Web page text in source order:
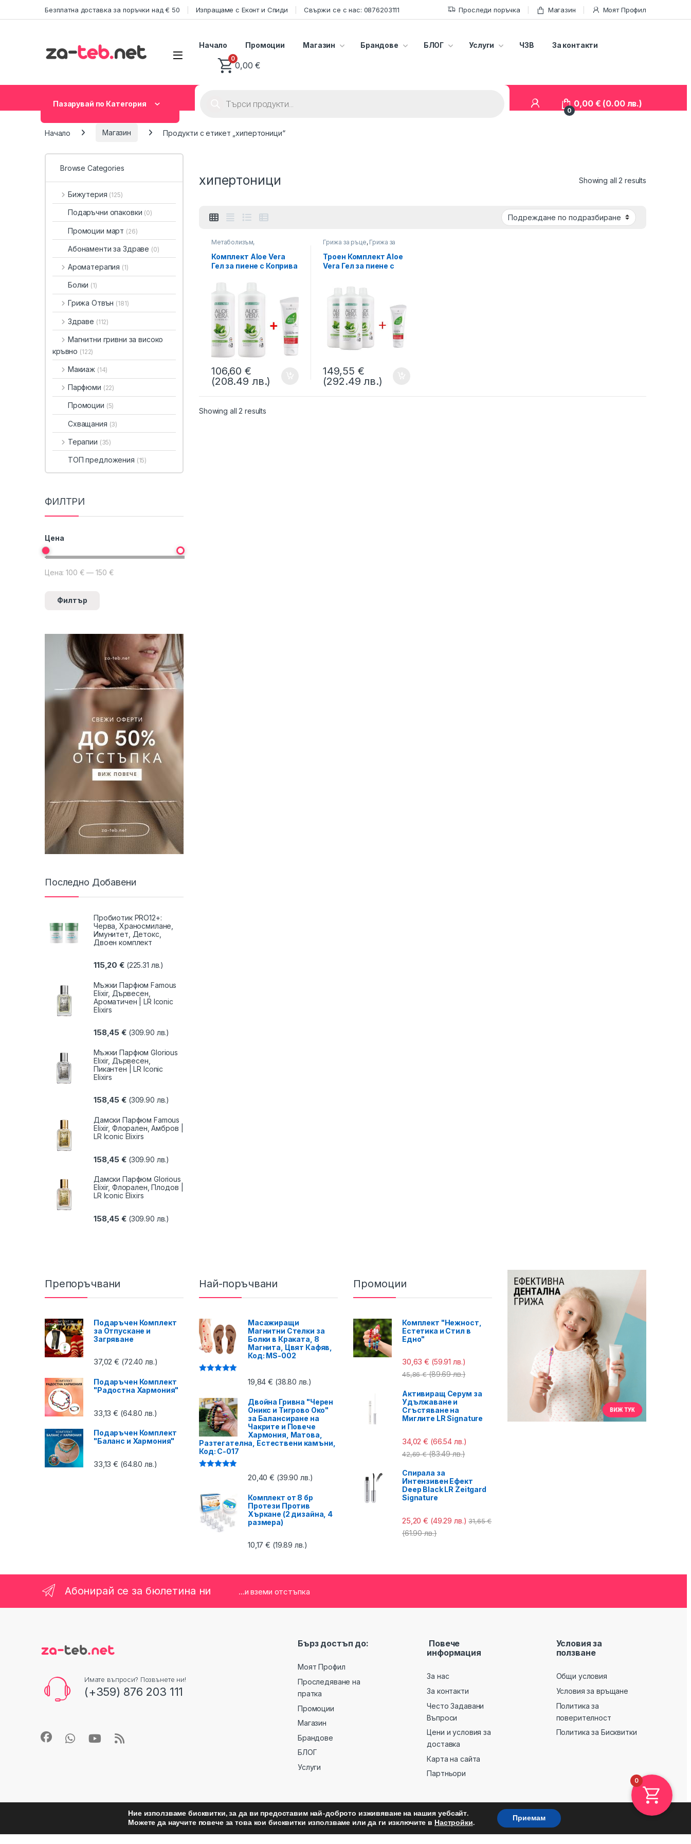
Безплатна доставка за поръчки над € 50 Изпращаме с Еконт и Спиди Свържи се с нас: 0876203111 Проследи поръчка Магазин Моят Профил
Начало Промоции Магазин Брандове БЛОГ Услуги ЧЗВ За контакти
0
0,00€
Пазарувай по Категория
0
0,00 € (0.00 лв.)
Начало Магазин Продукти с етикет „хипертоници“
хипертоници Showing all 2 results
Метаболизъм,
Комплект Aloe Vera
Гел за пиене с Коприва
кръвоносната
система, Две бутилки
+ Крем Концентрат
Алое Вера при Кожни
проблеми
106,60€
(208.49 лв.)
Грижа за ръце, Грижа за
сърцето, Сърдечно-
Съдова система,
Метаболизъм,
Благосъстояние
Троен Комплект Aloe
Vera Гел за пиене с
кръвоносната
система + Крем Алое
Вера с Прополис, LR
149,55 €
(292.49 лв.)
Showing all 2 results
Browse Categories
Бижутерия (125)
Подаръчни опаковки (0)
Промоции март (26)
Абонаменти за Здраве (0)
Ароматерапия (1)
Болки (1)
Грижа Отвън (181)
Здраве (112)
Магнитни гривни за високо
кръвно (122)
Макиаж (14)
Парфюми (22)
Промоции (5)
Схващания (3)
Терапии (35)
ТОП предложения (15)
ФИЛТРИ
Цена
Минимална цена
Максимална цена
Филтър
Цена:100 € —150 €
Последно Добавени
Пробиотик PRO12+:
Черва, Храносмилане,
Имунитет, Детокс,
Двоен комплект
115,20€ (225.31 лв.)
Мъжки Парфюм Famous
Elixir, Дървесен,
Ароматичен | LR Iconic
Elixirs
158,45€ (309.90 лв.)
Мъжки Парфюм Glorious
Elixir, Дървесен,
Пикантен | LR Iconic
Elixirs
158,45€ (309.90 лв.)
Дамски Парфюм Famous
Elixir, Флорален, Амбров |
LR Iconic Elixirs
158,45€ (309.90 лв.)
Дамски Парфюм Glorious
Elixir, Флорален, Плодов |
LR Iconic Elixirs
158,45€ (309.90 лв.)
Препоръчвани
Подаръчен Комплект
за Отпускане и
Загряване
37,02€ (72.40 лв.)
Подаръчен Комплект
"Радостна Хармония"
33,13€ (64.80 лв.)
Подаръчен Комплект
"Баланс и Хармония"
33,13€ (64.80 лв.)
Най-поръчвани
Масажиращи
Магнитни Стелки за
Болки в Краката, 8
Магнита, Цвят Кафяв,
Код: MS-002
19,84€ (38.80 лв.)
Двойна Гривна "Черен
Оникс и Тигрово Око"
за Балансиране на
Чакрите и Повече
Хармония, Матова,
Разтегателна, Естествени камъни,
Код: C-017
20,40€ (39.90 лв.)
Комплект от 8 бр
Протези Против
Хъркане (2 дизайна, 4
размера)
10,17€ (19.89 лв.)
Промоции
Комплект "Нежност,
Естетика и Стил в
Едно"
30,63€ (59.91 лв.)
45,86€ (89.69 лв.)
Активиращ Серум за
Удължаване и
Сгъстяване на
Миглите LR Signature
34,02€ (66.54 лв.)
42,69€ (83.49 лв.)
Спирала за
Интензивен Ефект
Deep Black LR Zeitgard
Signature
25,20€ (49.29 лв.) 31,65€
(61.90 лв.)
Абонирай се за бюлетина ни ...и вземи отстъпка
Имате въпроси? Позвънете ни!
(+359) 876 203 111
Бърз достъп до:
Моят Профил
Проследяване на
пратка
Промоции
Магазин
Брандове
БЛОГ
Услуги
Повече
информация
За нас
За контакти
Често Задавани
Въпроси
Цени и условия за
доставка
Карта на сайта
Партньори
Условия за
ползване
Общи условия
Условия за връщане
Политика за
поверителност
Политика за Бисквитки
- All Rights Reserved
Ние използваме бисквитки, за да ви предоставим най-доброто изживяване на нашия уебсайт.
Можете да научите повече за това кои бисквитки използваме или да ги изключите в Настройки. Приемам
0